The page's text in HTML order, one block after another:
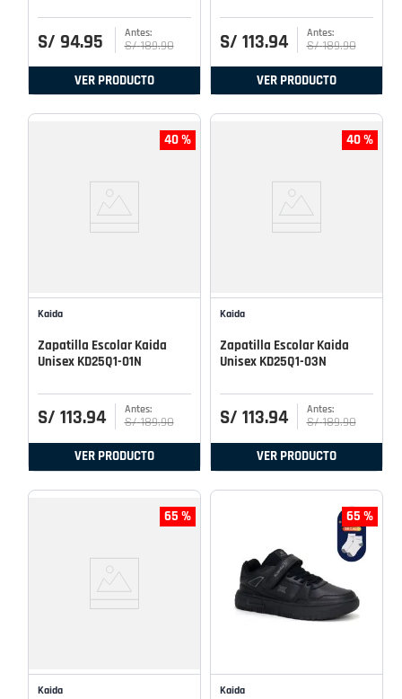
S/ 94.95 S/ 189.90
VER PRODUCTO
S/ 113.94 S/ 189.90
VER PRODUCTO
40 %
Kaida
Zapatilla Escolar Kaida
Unisex KD25Q1-01N
S/ 113.94 S/ 189.90
VER PRODUCTO
40 %
Kaida
Zapatilla Escolar Kaida
Unisex KD25Q1-03N
S/ 113.94 S/ 189.90
VER PRODUCTO
65 %
Kaida
65 %
Kaida